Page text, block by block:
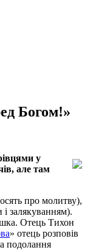
Богом!»
у
але там
про молитву),
залякуванням).
Отець Тихон
» отець розповів
подолання